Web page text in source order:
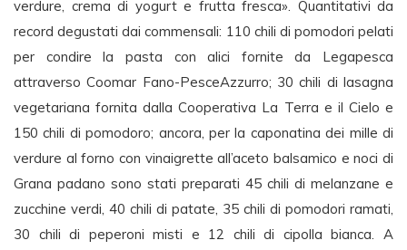
verdure, crema di yogurt e frutta fresca». Quantitativi da
record degustati dai commensali: 110 chili di pomodori pelati
per condire la pasta con alici fornite da Legapesca
attraverso Coomar Fano-PesceAzzurro; 30 chili di lasagna
vegetariana fornita dalla Cooperativa La Terra e il Cielo e
150 chili di pomodoro; ancora, per la caponatina dei mille di
verdure al forno con vinaigrette all’aceto balsamico e noci di
Grana padano sono stati preparati 45 chili di melanzane e
zucchine verdi, 40 chili di patate, 35 chili di pomodori ramati,
30 chili di peperoni misti e 12 chili di cipolla bianca. A